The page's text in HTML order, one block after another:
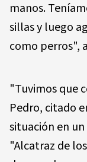
manos.
sillas y luego
como perros",
"Tuvimos que
Pedro, citado
situación en
"Alcatraz de